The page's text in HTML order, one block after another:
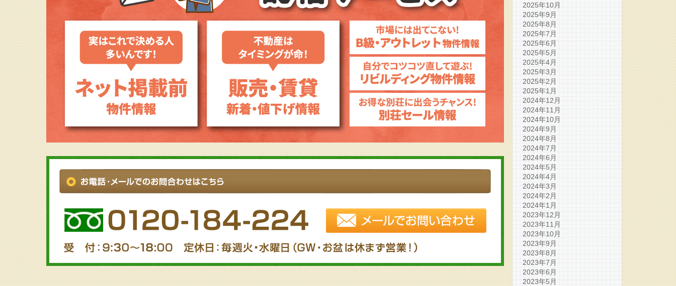
2025年10月
2025年9月
2025年8月
2025年7月
2025年6月
2025年5月
2025年4月
2025年3月
2025年2月
2025年1月
2024年12月
2024年11月
2024年10月
2024年9月
2024年8月
2024年7月
2024年6月
2024年5月
2024年4月
2024年3月
2024年2月
2024年1月
2023年12月
2023年11月
2023年10月
2023年9月
2023年8月
2023年7月
2023年6月
2023年5月